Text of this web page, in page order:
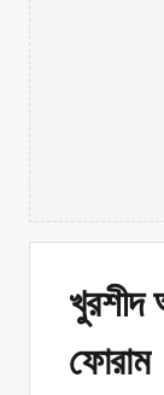
খুরশীদ
ফোরাম